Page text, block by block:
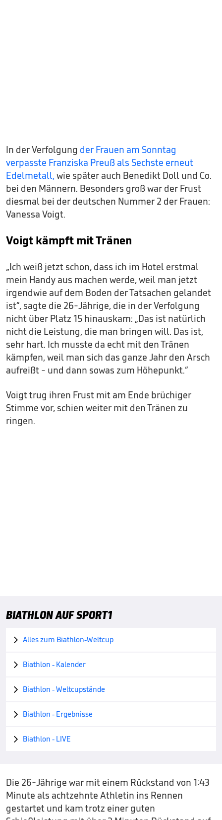
In der Verfolgung der Frauen am Sonntag
verpasste Franziska Preuß als Sechste erneut
Edelmetall,wie später auch Benedikt Doll und Co.
bei den Männern. Besonders groß war der Frust
diesmal bei der deutschen Nummer 2 der Frauen:
Vanessa Voigt.
Voigt kämpft mit Tränen
„Ich weiß jetzt schon, dass ich im Hotel erstmal
mein Handy aus machen werde, weil man jetzt
irgendwie auf dem Boden der Tatsachen gelandet
ist“, sagte die 26-Jährige, die in der Verfolgung
nicht über Platz 15 hinauskam: „Das ist natürlich
nicht die Leistung, die man bringen will. Das ist,
sehr hart. Ich musste da echt mit den Tränen
kämpfen, weil man sich das ganze Jahr den Arsch
aufreißt - und dann sowas zum Höhepunkt.“
Voigt trug ihren Frust mit am Ende brüchiger
Stimme vor, schien weiter mit den Tränen zu
ringen.
BIATHLON AUF SPORT1
 Alles zum Biathlon-Weltcup
 Biathlon - Kalender
 Biathlon - Weltcupstände
 Biathlon - Ergebnisse
 Biathlon - LIVE
Die 26-Jährige war mit einem Rückstand von 1:43
Minute als achtzehnte Athletin ins Rennen
gestartet und kam trotz einer guten